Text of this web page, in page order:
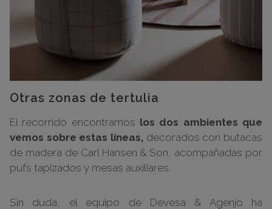
Otras zonas de tertulia
El recorrido encontramos los dos ambientes que
vemos sobre estas líneas, decorados con butacas
de madera de Carl Hansen & Son, acompañadas por
pufs tapizados y mesas auxiliares.
Sin duda, el equipo de Devesa & Agenjo ha